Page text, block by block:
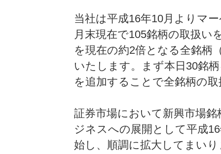
当社は平成16年10月よりマ
月末現在で105銘柄の取扱い
を現在の約2倍となる全銘柄
いたします。まず本日30銘
を追加することで全銘柄の
証券市場において新興市場
ジネスへの展開として平成
始し、順調に拡大してまい